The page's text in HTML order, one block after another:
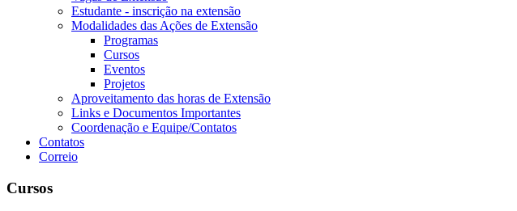
Estudante - inscrição na extensão
Modalidades das Ações de Extensão
Programas
Cursos
Eventos
Projetos
Aproveitamento das horas de Extensão
Links e Documentos Importantes
Coordenação e Equipe/Contatos
Contatos
Correio
Cursos